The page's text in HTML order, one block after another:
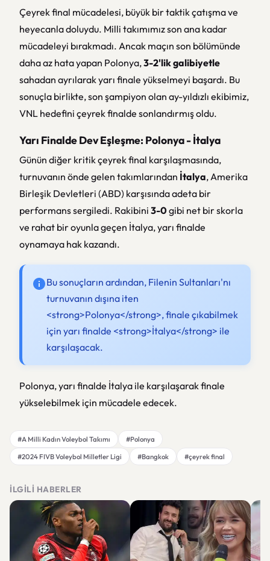
Çeyrek final mücadelesi, büyük bir taktik çatışma ve
heyecanla doluydu. Milli takımımız son ana kadar
mücadeleyi bırakmadı. Ancak maçın son bölümünde
daha az hata yapan Polonya,3-2'lik galibiyetle
sahadan ayrılarak yarı finale yükselmeyi başardı. Bu
sonuçla birlikte, son şampiyon olan ay-yıldızlı ekibimiz,
VNL hedefini çeyrek finalde sonlandırmış oldu.
Yarı Finalde Dev Eşleşme: Polonya - İtalya
Günün diğer kritik çeyrek final karşılaşmasında,
turnuvanın önde gelen takımlarından İtalya, Amerika
Birleşik Devletleri (ABD) karşısında adeta bir
performans sergiledi. Rakibini 3-0gibi net bir skorla
ve rahat bir oyunla geçen İtalya, yarı finalde
oynamaya hak kazandı.
Bu sonuçların ardından, Filenin Sultanları'nı
turnuvanın dışına iten
<strong>Polonya</strong>, finale çıkabilmek
için yarı finalde <strong>İtalya</strong> ile
karşılaşacak.
Polonya, yarı finalde İtalya ile karşılaşarak finale
yükselebilmek için mücadele edecek.
#A Milli Kadın Voleybol Takımı
#Polonya
#2024 FIVB Voleybol Milletler Ligi
#Bangkok #çeyrek final
İLGILI HABERLER